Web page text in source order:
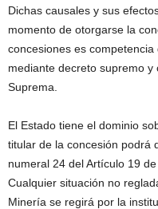
Dichas causales y sus
momento de otorgarse la
concesiones es
mediante decreto supremo
Suprema.
El Estado tiene el dominio
titular de la concesión podrá
numeral 24 del Artículo 19
Cualquier situación no
Minería se regirá por la